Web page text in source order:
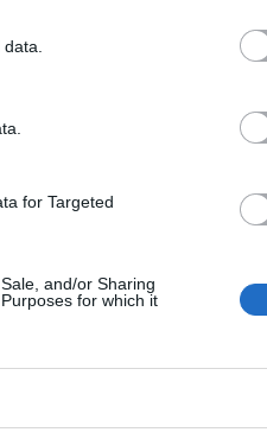
for Targeted
and/or Sharing
for which it
sjell shqiptaro-amerikanen në